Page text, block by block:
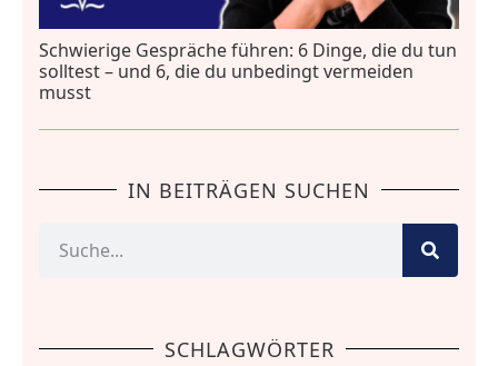
Schwierige Gespräche führen: 6 Dinge, die du tun
solltest – und 6, die du unbedingt vermeiden
musst
IN BEITRÄGEN SUCHEN
SCHLAGWÖRTER